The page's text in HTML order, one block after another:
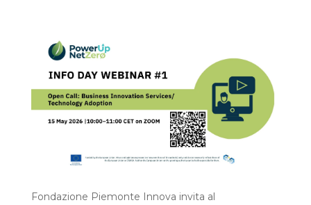
Fondazione Piemonte Innova invita al